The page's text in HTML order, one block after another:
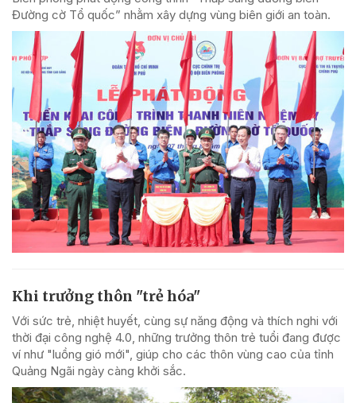
Đường cờ Tổ quốc” nhằm xây dựng vùng biên giới an toàn.
Khi trưởng thôn "trẻ hóa"
Với sức trẻ, nhiệt huyết, cùng sự năng động và thích nghi với
thời đại công nghệ 4.0, những trưởng thôn trẻ tuổi đang được
ví như "luồng gió mới", giúp cho các thôn vùng cao của tỉnh
Quảng Ngãi ngày càng khởi sắc.